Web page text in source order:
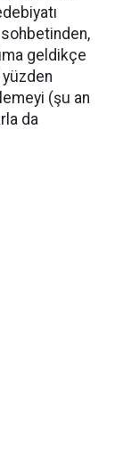
geldikçe
(şu an
da